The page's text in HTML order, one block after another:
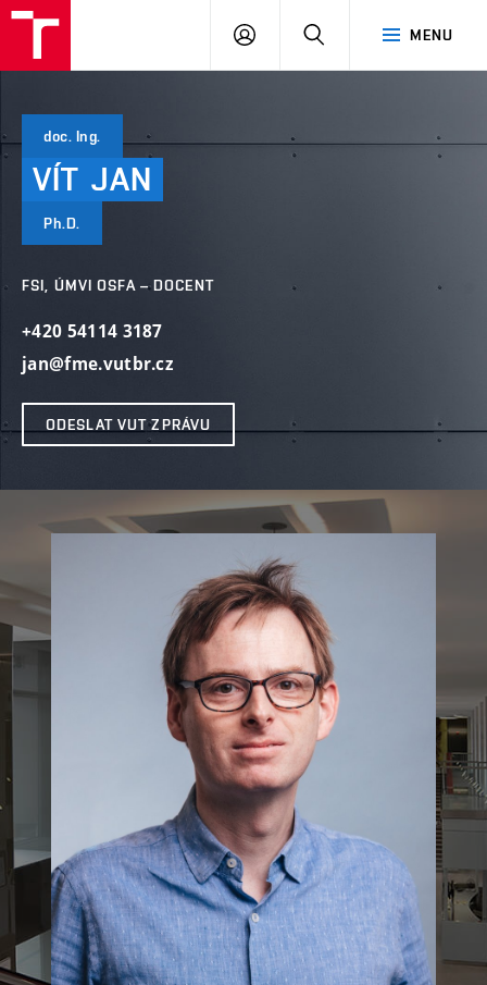
MENU
PŘIHLÁSIT
doc. Ing.
VÍT JAN
Ph.D.
FSI, ÚMVI OSFA – DOCENT
+420 54114 3187
jan@fme.vutbr.cz
ODESLAT VUT ZPRÁVU